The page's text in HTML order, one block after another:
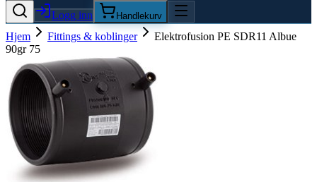
Logg inn
Handlekurv
Hjem Fittings & koblinger
Elektrofusion PE SDR11 Albue
90gr 75